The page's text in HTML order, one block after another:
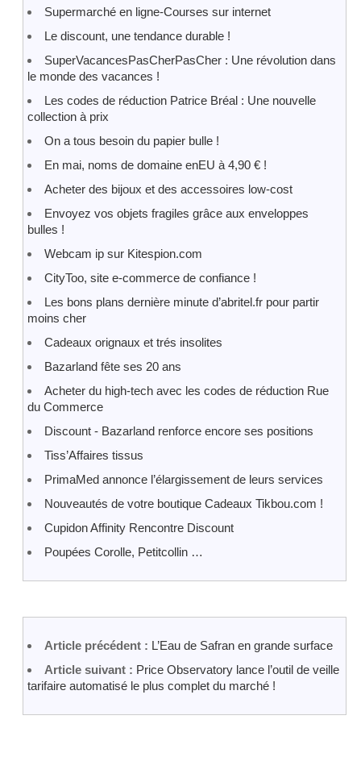
Supermarché en ligne-Courses sur internet
Le discount, une tendance durable !
SuperVacancesPasCherPasCher : Une révolution dans
le monde des vacances !
Les codes de réduction Patrice Bréal : Une nouvelle
collection à prix
On a tous besoin du papier bulle !
En mai, noms de domaine enEU à 4,90 € !
Acheter des bijoux et des accessoires low-cost
Envoyez vos objets fragiles grâce aux enveloppes
bulles !
Webcam ip sur Kitespion.com
CityToo, site e-commerce de confiance !
Les bons plans dernière minute d’abritel.fr pour partir
moins cher
Cadeaux orignaux et trés insolites
Bazarland fête ses 20 ans
Acheter du high-tech avec les codes de réduction Rue
du Commerce
Discount - Bazarland renforce encore ses positions
Tiss’Affaires tissus
PrimaMed annonce l’élargissement de leurs services
Nouveautés de votre boutique Cadeaux Tikbou.com !
Cupidon Affinity Rencontre Discount
Poupées Corolle, Petitcollin …
Article précédent : L’Eau de Safran en grande surface
Article suivant : Price Observatory lance l’outil de veille
tarifaire automatisé le plus complet du marché !